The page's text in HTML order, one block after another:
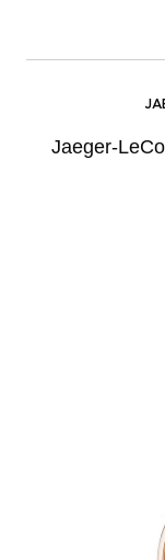
Jaeger-